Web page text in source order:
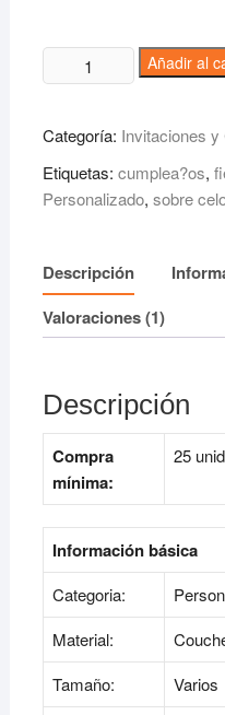
Invitación
Couche
Celofán
cantidad
Añadir al
Categoría: Invitaciones
Etiquetas: cumplea?os,
Personalizado, sobre
Descripción
Valoraciones (1)
Descripción
Compra
mínima:
25
Información básica
Categoria:
Material:
Tamaño:
Varios